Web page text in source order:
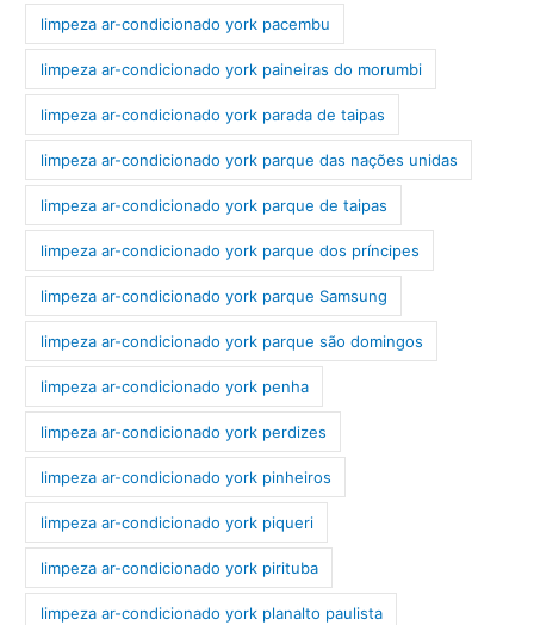
limpeza ar-condicionado york pacembu
limpeza ar-condicionado york paineiras do morumbi
limpeza ar-condicionado york parada de taipas
limpeza ar-condicionado york parque das nações unidas
limpeza ar-condicionado york parque de taipas
limpeza ar-condicionado york parque dos príncipes
limpeza ar-condicionado york parque Samsung
limpeza ar-condicionado york parque são domingos
limpeza ar-condicionado york penha
limpeza ar-condicionado york perdizes
limpeza ar-condicionado york pinheiros
limpeza ar-condicionado york piqueri
limpeza ar-condicionado york pirituba
limpeza ar-condicionado york planalto paulista